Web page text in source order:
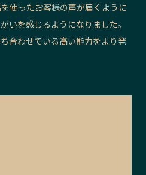
使ったお客様の声が届くように
いを感じるようになりました。
合わせている高い能力をより発